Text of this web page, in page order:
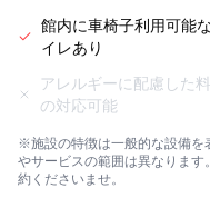
館内に車椅子利用可能
イレあり
アレルギーに配慮した
の対応可能
※施設の特徴は一般的な設備を
やサービスの範囲は異なりま
約くださいませ。